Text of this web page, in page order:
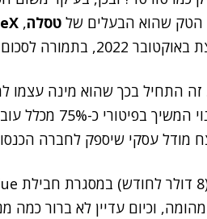
הטק שהוא הבעלים של טסלה,
44 מיליארד דולר.
התחיל בכך שהוא מינה עצמו
מספר חודשים ועד לפני
מודל עסקי שיספק לחברה
וכיום עדיין לא ברור כמה